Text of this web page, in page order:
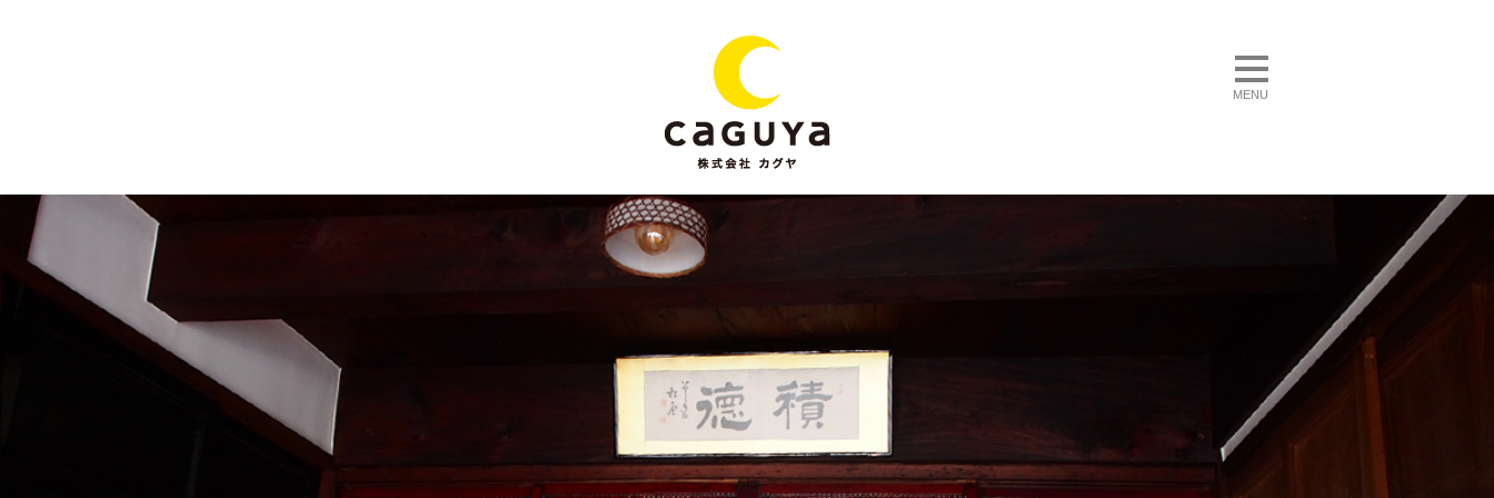
toggle navigation
MENU